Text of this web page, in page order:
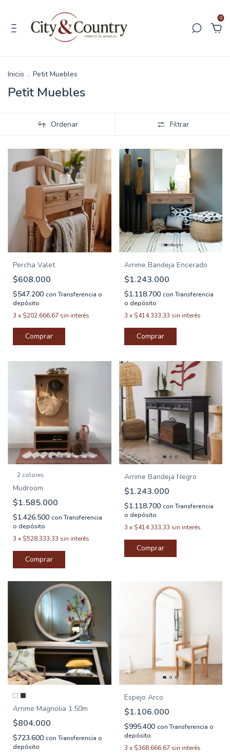
0
Inicio . Petit Muebles
Petit Muebles
Ordenar Filtrar
Percha Valet
$608.000
$547.200 con Transferencia o
depósito
3 x $202.666,67 sin interés
Arrime Bandeja Encerado
$1.243.000
$1.118.700 con Transferencia
o depósito
3 x $414.333,33 sin interés
Comprar
2 colores
Mudroom
$1.585.000
$1.426.500 con Transferencia
o depósito
3 x $528.333,33 sin interés
Comprar
Arrime Bandeja Negro
$1.243.000
$1.118.700 con Transferencia
o depósito
3 x $414.333,33 sin interés
Comprar
Arrime Magnolia 1.50m
$804.000
$723.600 con Transferencia o
depósito
Espejo Arco
$1.106.000
$995.400 con Transferencia o
depósito
3 x $368.666,67 sin interés